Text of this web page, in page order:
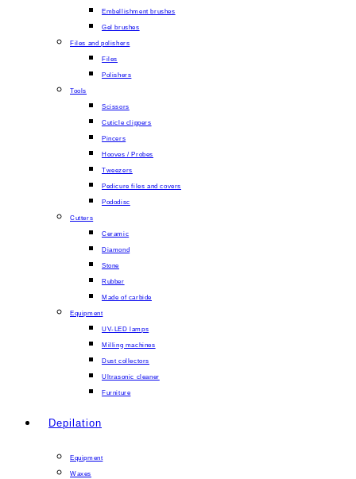
Embellishment brushes
Gel brushes
Files and polishers
Files
Polishers
Tools
Scissors
Cuticle clippers
Pincers
Hooves / Probes
Tweezers
Pedicure files and covers
Pododisc
Cutters
Ceramic
Diamond
Stone
Rubber
Made of carbide
Equipment
UV-LED lamps
Milling machines
Dust collectors
Ultrasonic cleaner
Furniture
Depilation
Equipment
Waxes